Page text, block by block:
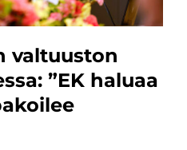
valtuuston
”EK haluaa